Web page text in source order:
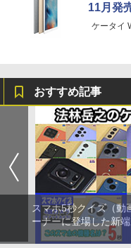
11月発
ケータイ
おすすめ記事
スマホ5秒クイズ（動
ーナーに登場した新